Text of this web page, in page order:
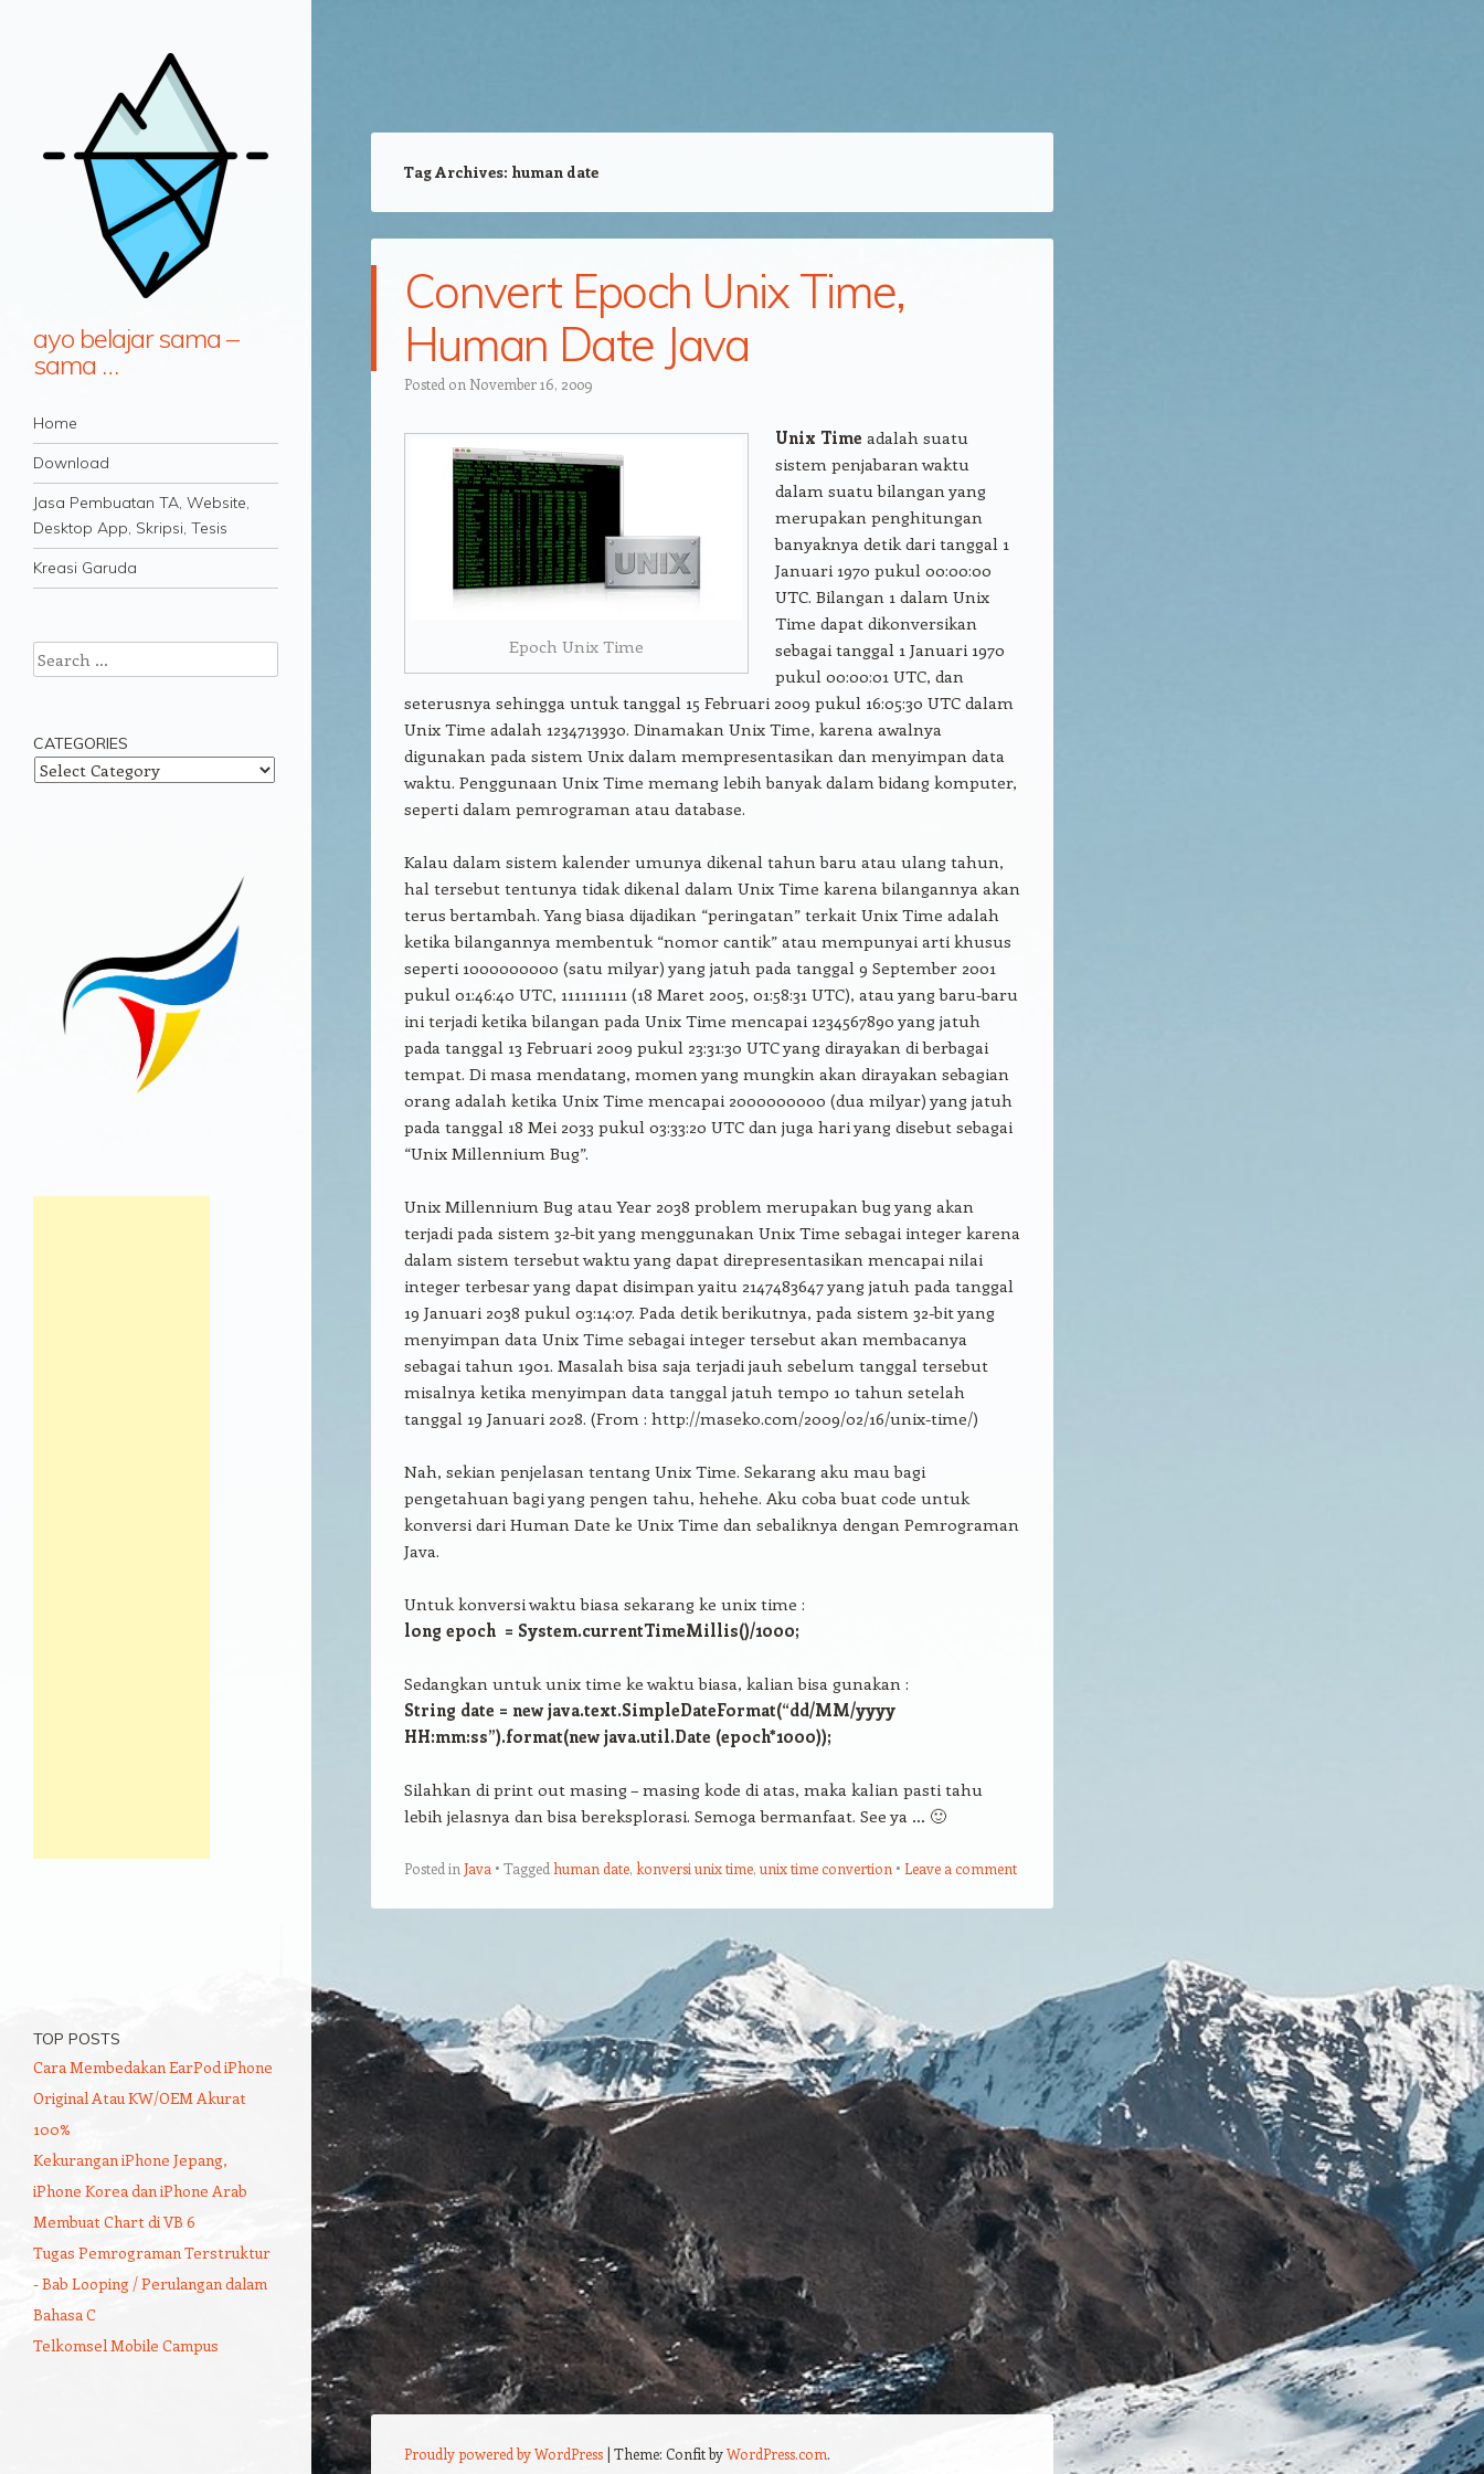
ayo belajar sama –
sama …
Navigation
Skip to content
Home
Download
Jasa Pembuatan TA, Website,
Desktop App, Skripsi, Tesis
Kreasi Garuda
Tag Archives: human date
Convert Epoch Unix Time,
Human Date Java
Posted on November 16, 2009
Epoch Unix Time
Unix Time adalah suatu
sistem penjabaran waktu
dalam suatu bilangan yang
merupakan penghitungan
banyaknya detik dari tanggal 1
Januari 1970 pukul 00:00:00
UTC. Bilangan 1 dalam Unix
Time dapat dikonversikan
sebagai tanggal 1 Januari 1970
pukul 00:00:01 UTC, dan
seterusnya sehingga untuk tanggal 15 Februari 2009 pukul 16:05:30 UTC dalam
Unix Time adalah 1234713930. Dinamakan Unix Time, karena awalnya
digunakan pada sistem Unix dalam mempresentasikan dan menyimpan data
waktu. Penggunaan Unix Time memang lebih banyak dalam bidang komputer,
seperti dalam pemrograman atau database.
Kalau dalam sistem kalender umunya dikenal tahun baru atau ulang tahun,
hal tersebut tentunya tidak dikenal dalam Unix Time karena bilangannya akan
terus bertambah. Yang biasa dijadikan “peringatan” terkait Unix Time adalah
ketika bilangannya membentuk “nomor cantik” atau mempunyai arti khusus
seperti 1000000000 (satu milyar) yang jatuh pada tanggal 9 September 2001
pukul 01:46:40 UTC, 1111111111 (18 Maret 2005, 01:58:31 UTC), atau yang baru-baru
ini terjadi ketika bilangan pada Unix Time mencapai 1234567890 yang jatuh
pada tanggal 13 Februari 2009 pukul 23:31:30 UTC yang dirayakan di berbagai
tempat. Di masa mendatang, momen yang mungkin akan dirayakan sebagian
orang adalah ketika Unix Time mencapai 2000000000 (dua milyar) yang jatuh
pada tanggal 18 Mei 2033 pukul 03:33:20 UTC dan juga hari yang disebut sebagai
“Unix Millennium Bug”.
Unix Millennium Bug atau Year 2038 problem merupakan bug yang akan
terjadi pada sistem 32-bit yang menggunakan Unix Time sebagai integer karena
dalam sistem tersebut waktu yang dapat direpresentasikan mencapai nilai
integer terbesar yang dapat disimpan yaitu 2147483647 yang jatuh pada tanggal
19 Januari 2038 pukul 03:14:07. Pada detik berikutnya, pada sistem 32-bit yang
menyimpan data Unix Time sebagai integer tersebut akan membacanya
sebagai tahun 1901. Masalah bisa saja terjadi jauh sebelum tanggal tersebut
misalnya ketika menyimpan data tanggal jatuh tempo 10 tahun setelah
tanggal 19 Januari 2028. (From : http://maseko.com/2009/02/16/unix-time/)
Nah, sekian penjelasan tentang Unix Time. Sekarang aku mau bagi
pengetahuan bagi yang pengen tahu, hehehe. Aku coba buat code untuk
konversi dari Human Date ke Unix Time dan sebaliknya dengan Pemrograman
Java.
Untuk konversi waktu biasa sekarang ke unix time :
long epoch = System.currentTimeMillis()/1000;
Sedangkan untuk unix time ke waktu biasa, kalian bisa gunakan :
String date = new java.text.SimpleDateFormat(“dd/MM/yyyy
HH:mm:ss”).format(new java.util.Date (epoch*1000));
Silahkan di print out masing – masing kode di atas, maka kalian pasti tahu
lebih jelasnya dan bisa bereksplorasi. Semoga bermanfaat. See ya … 🙂
Posted in Java Tagged human date, konversi unix time,unix time convertion Leave a comment
Search
CATEGORIES
Categories
TOP POSTS
Cara Membedakan EarPod iPhone
Original Atau KW/OEM Akurat
100%
Kekurangan iPhone Jepang,
iPhone Korea dan iPhone Arab
Membuat Chart di VB 6
Tugas Pemrograman Terstruktur
- Bab Looping / Perulangan dalam
Bahasa C
Telkomsel Mobile Campus
Proudly powered by WordPress | Theme: Confit byWordPress.com.